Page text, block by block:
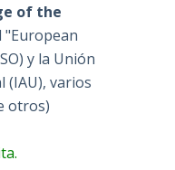
of the
"European
y la Unión
(IAU), varios
otros)